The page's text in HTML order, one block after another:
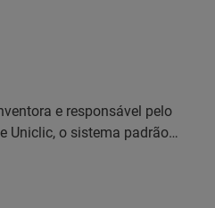
e responsável pelo
Uniclic, o sistema padrão
como método de